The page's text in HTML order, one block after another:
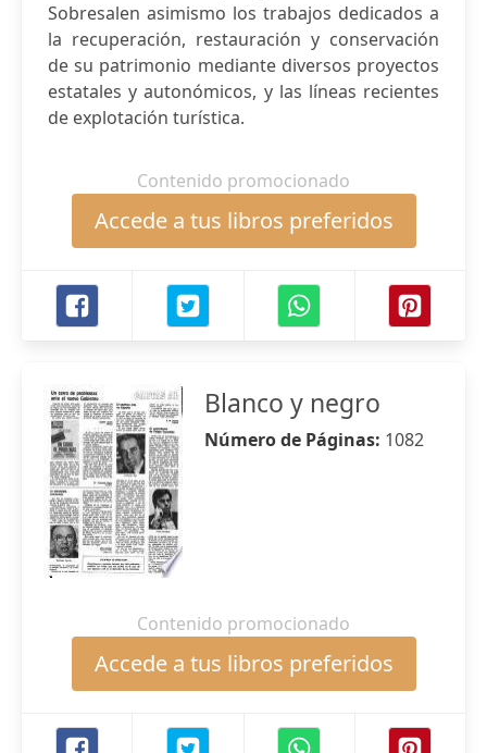
Sobresalen asimismo los trabajos dedicados a
la recuperación, restauración y conservación
de su patrimonio mediante diversos proyectos
estatales y autonómicos, y las líneas recientes
de explotación turística.
Contenido promocionado
Accede a tus libros preferidos
Blanco y negro
Número de Páginas: 1082
Contenido promocionado
Accede a tus libros preferidos